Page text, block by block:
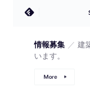
情報募集 ／ 建
います。
More